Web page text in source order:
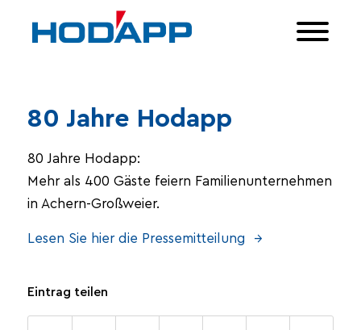
80 Jahre Hodapp
80 Jahre Hodapp:
Mehr als 400 Gäste feiern Familienunternehmen
in Achern-Großweier.
Lesen Sie hier die Pressemitteilung →
Eintrag teilen